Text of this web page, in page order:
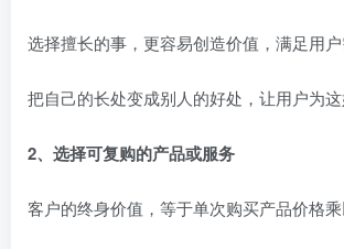
选择擅长的事，更容易创造价值，满足用户
把自己的长处变成别人的好处，让用户为这
2、选择可复购的产品或服务
客户的终身价值，等于单次购买产品价格乘